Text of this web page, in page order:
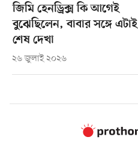
জিমি হেনড্রিক্স কি আগেই
বুঝেছিলেন, বাবার সঙ্গে এটাই
শেষ দেখা
২৬ জুলাই ২০২৬